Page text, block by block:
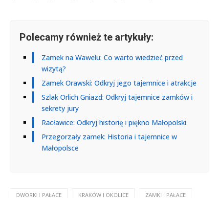
Polecamy również te artykuły:
Zamek na Wawelu: Co warto wiedzieć przed
wizytą?
Zamek Orawski: Odkryj jego tajemnice i atrakcje
Szlak Orlich Gniazd: Odkryj tajemnice zamków i
sekrety jury
Racławice: Odkryj historię i piękno Małopolski
Przegorzały zamek: Historia i tajemnice w
Małopolsce
DWORKI I PAŁACE KRAKÓW I OKOLICE ZAMKI I PAŁACE